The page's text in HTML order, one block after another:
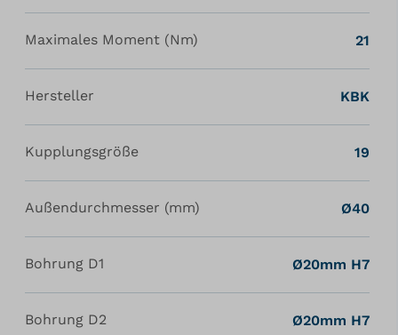
Maximales Moment (Nm) 21
Hersteller KBK
Kupplungsgröße 19
Außendurchmesser (mm) Ø40
Bohrung D1 Ø20mm H7
Bohrung D2 Ø20mm H7